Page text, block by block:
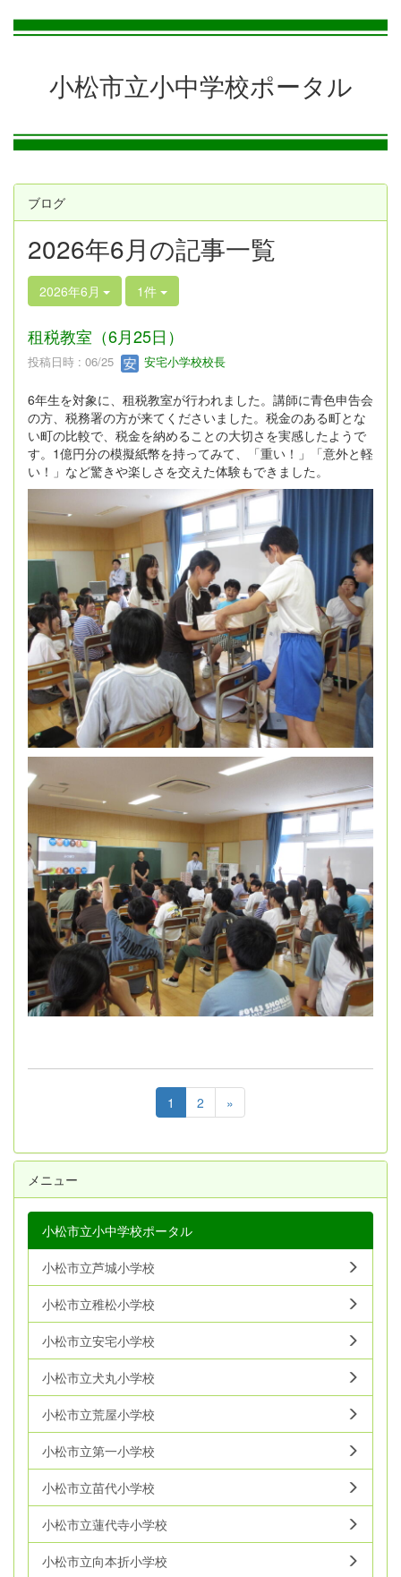
小松市立小中学校ポータル
ブログ
2026年6月の記事一覧
2026年6月 1件
租税教室（6月25日）
投稿日時 : 06/25 安宅小学校校長
6年生を対象に、租税教室が行われました。講師に青色申告会
の方、税務署の方が来てくださいました。税金のある町とな
い町の比較で、税金を納めることの大切さを実感したようで
す。1億円分の模擬紙幣を持ってみて、「重い！」「意外と軽
い！」など驚きや楽しさを交えた体験もできました。
1 2 »
メニュー
小松市立小中学校ポータル
小松市立芦城小学校
小松市立稚松小学校
小松市立安宅小学校
小松市立犬丸小学校
小松市立荒屋小学校
小松市立第一小学校
小松市立苗代小学校
小松市立蓮代寺小学校
小松市立向本折小学校